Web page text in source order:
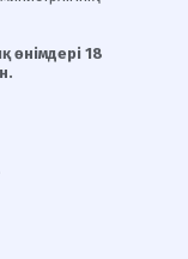
өнімдері 18